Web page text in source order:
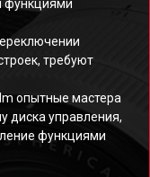
функциями
требуют
опытные мастера
диска управления,
функциями